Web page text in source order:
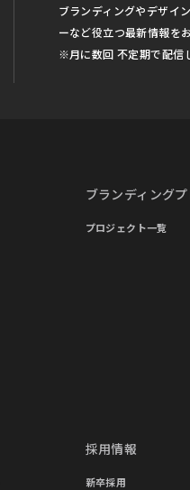
ブランディングやデザイ
ーなど役立つ最新情報を
※月に数回 不定期で配信
ブランディング
プロジェクト一覧
採用情報
新卒採用